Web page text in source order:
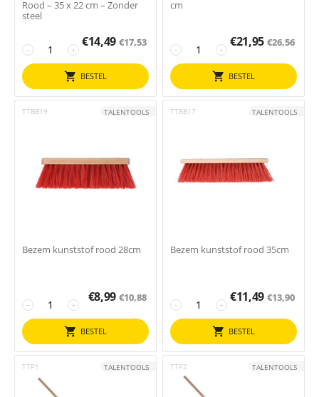
Rood – 35 x 22 cm – Zonder
steel
+
−
€14,49 €17,53
BESTEL
cm
+
−
€21,95 €26,56
BESTEL
TTBB19 TALENTOOLS
Bezem kunststof rood 28cm
+
−
€8,99 €10,88
BESTEL
TTBB17 TALENTOOLS
Bezem kunststof rood 35cm
+
−
€11,49 €13,90
BESTEL
TTP1 TALENTOOLS TTP2 TALENTOOLS